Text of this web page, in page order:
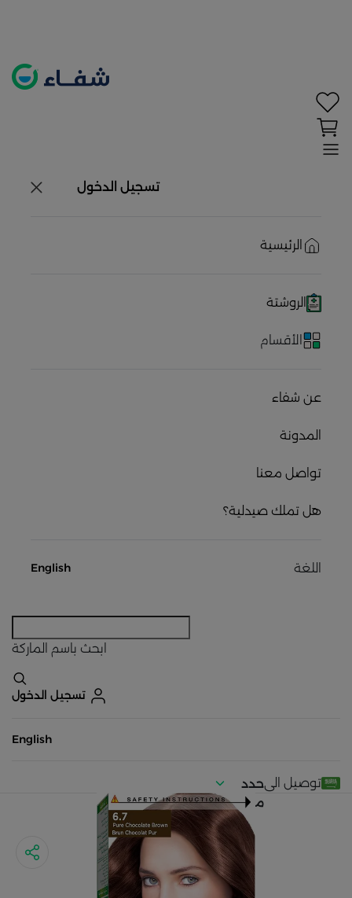
تسجيل الدخول
الرئيسية
الروشتة
الأقسام
عن شفاء
المدونة
تواصل معنا
هل تملك صيدلية؟
اللغة English
ابحث باسم الماركة
تسجيل الدخول
English
توصيل الىحدد
موقعك